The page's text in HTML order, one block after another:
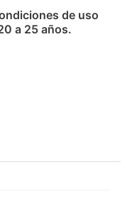
de uso
a 25 años.